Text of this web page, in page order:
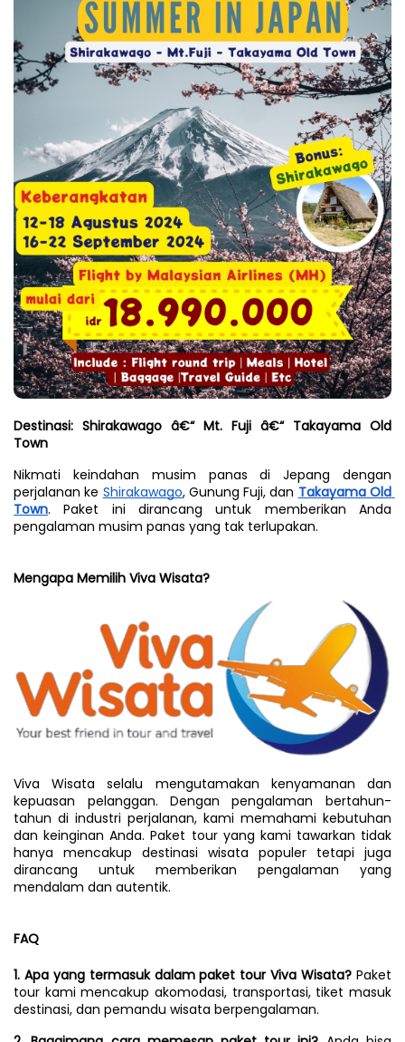
Destinasi: Shirakawago â€“ Mt. Fuji â€“ Takayama Old
Town
Nikmati keindahan musim panas di Jepang dengan
perjalanan ke Shirakawago, Gunung Fuji, dan Takayama Old
Town. Paket ini dirancang untuk memberikan Anda
pengalaman musim panas yang tak terlupakan.
Mengapa Memilih Viva Wisata?
Viva Wisata selalu mengutamakan kenyamanan dan
kepuasan pelanggan. Dengan pengalaman bertahun-
tahun di industri perjalanan, kami memahami kebutuhan
dan keinginan Anda. Paket tour yang kami tawarkan tidak
hanya mencakup destinasi wisata populer tetapi juga
dirancang untuk memberikan pengalaman yang
mendalam dan autentik.
FAQ
1. Apa yang termasuk dalam paket tour Viva Wisata? Paket
tour kami mencakup akomodasi, transportasi, tiket masuk
destinasi, dan pemandu wisata berpengalaman.